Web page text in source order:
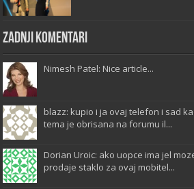
Zadnji komentari
Nimesh Patel: Nice article...
blazz: kupio i ja ovaj telefon i sad
tema je obrisana na forumu il...
Dorian Uroic: ako uopce ima jel
prodaje staklo za ovaj mobitel...